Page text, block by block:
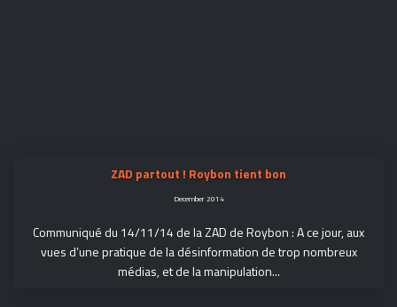
ZAD partout ! Roybon tient bon
December 2014
Communiqué du 14/11/14 de la ZAD de Roybon : A ce jour, aux
vues d’une pratique de la désinformation de trop nombreux
médias, et de la manipulation...